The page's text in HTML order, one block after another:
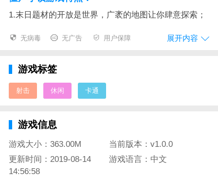
1.末日题材的开放是世界，广袤的地图让你肆意探索；
2.崩坏的世界丧尸横行，方块人也能挑战僵尸；
4.简约不简单的游戏内容，实时变化的天气系统刷新你
对像素风游戏的新体感。
很多玩家谈到方块、像素风游戏脑海中大都将其归
少数，它所涉及的游戏题材也在如病毒一样蔓延于多个
无病毒 无广告 用户保障 展开内容
游戏标签
射击 休闲 卡通
游戏信息
游戏大小：363.00M
当前版本：v1.0.0
更新时间：2019-08-14
14:56:58
游戏语言：中文